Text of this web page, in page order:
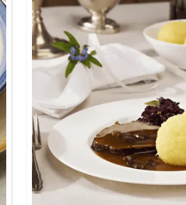
Ein traditionelles Gericht
rheinländischer Soße